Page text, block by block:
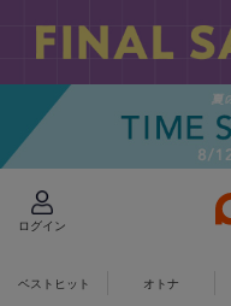
ログイン
ベストヒット オトナ